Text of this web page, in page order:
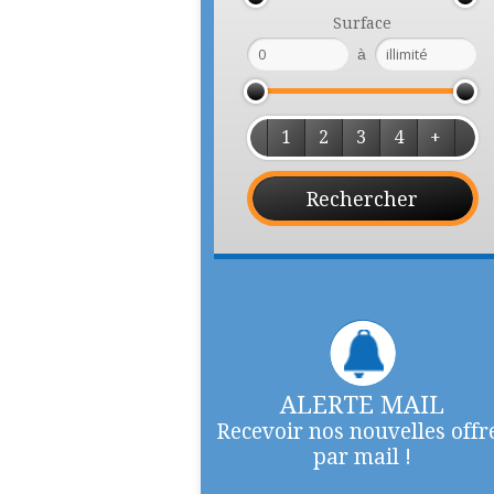
Surface
à
1 2 3 4 +
ALERTE MAIL
Recevoir nos nouvelles
par mail !